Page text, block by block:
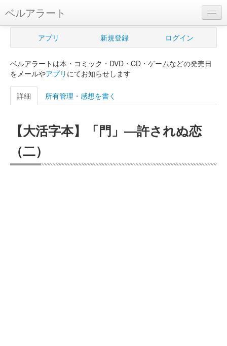
ベルアラート
ベルアラートとは
新規登録
ログイン
購入管理
Myシェルフ
アプリ 新規登録 ログイン
ベルアラートは本・コミック・DVD・CD・ゲームなどの発売日
をメールやアプリ にてお知らせします
詳細 所有管理・感想を書く
【大活字本】「門」―許されぬ恋
（二）